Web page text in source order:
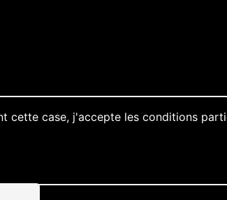
cette case, j'accepte les conditions